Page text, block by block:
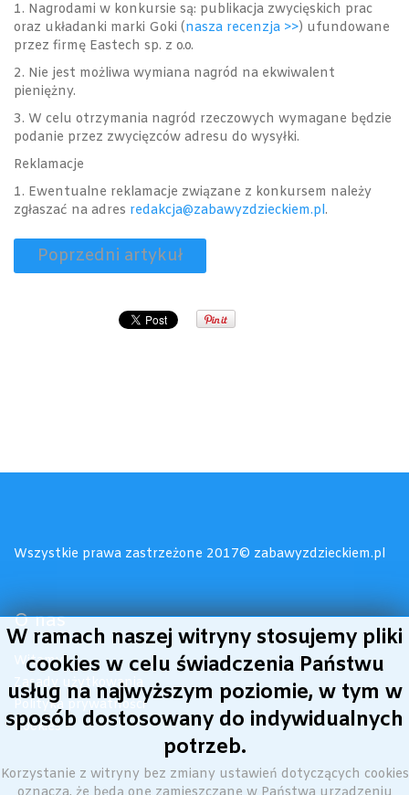
W ramach naszej witryny stosujemy pliki
cookies w celu świadczenia Państwu
usług na najwyższym poziomie, w tym w
sposób dostosowany do indywidualnych
potrzeb.
Korzystanie z witryny bez zmiany ustawień dotyczących cookies
1. Nagrodami w konkursie są: publikacja zwycięskich prac
oraz układanki marki Goki (nasza recenzja >>) ufundowane
przez firmę Eastech sp. z o.o.
2. Nie jest możliwa wymiana nagród na ekwiwalent
pieniężny.
3. W celu otrzymania nagród rzeczowych wymagane będzie
podanie przez zwycięzców adresu do wysyłki.
Reklamacje
1. Ewentualne reklamacje związane z konkursem należy
zgłaszać na adres redakcja@zabawyzdzieckiem.pl.
Poprzedni artykuł
Wszystkie prawa zastrzeżone 2017© zabawyzdzieckiem.pl
O nas
Witamy!
Zasady użytkowania
Polityka prywatności
Cookies